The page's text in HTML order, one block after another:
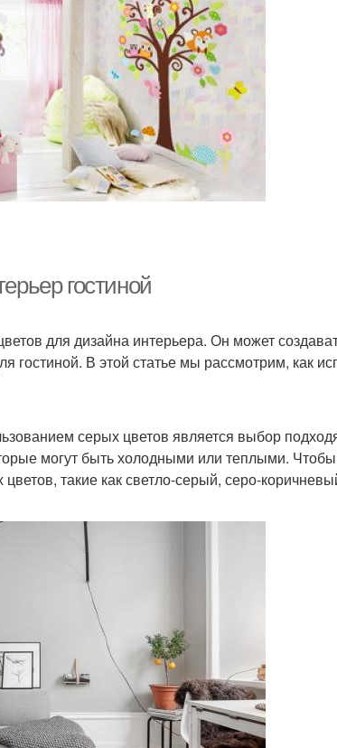
гостиной
для дизайна интерьера. Он может
гостиной. В этой статье мы рассмотрим, как
серых цветов является выбор
могут быть холодными или теплыми. Чтобы
такие как светло-серый, серо-